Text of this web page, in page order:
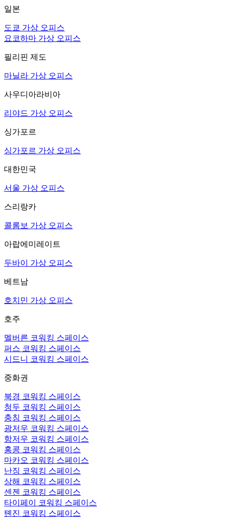
일본
도쿄 가상 오피스
요코하마 가상 오피스
필리핀 제도
마닐라 가상 오피스
사우디아라비아
리야드 가상 오피스
싱가포르
싱가포르 가상 오피스
대한민국
서울 가상 오피스
스리랑카
콜롬보 가상 오피스
아랍에미레이트
두바이 가상 오피스
베트남
호치민 가상 오피스
호주
멜버른 코워킹 스페이스
퍼스 코워킹 스페이스
시드니 코워킹 스페이스
중화권
북경 코워킹 스페이스
청두 코워킹 스페이스
충칭 코워킹 스페이스
광저우 코워킹 스페이스
항저우 코워킹 스페이스
홍콩 코워킹 스페이스
마카오 코워킹 스페이스
난징 코워킹 스페이스
상해 코워킹 스페이스
센젠 코워킹 스페이스
타이페이 코워킹 스페이스
톈진 코워킹 스페이스